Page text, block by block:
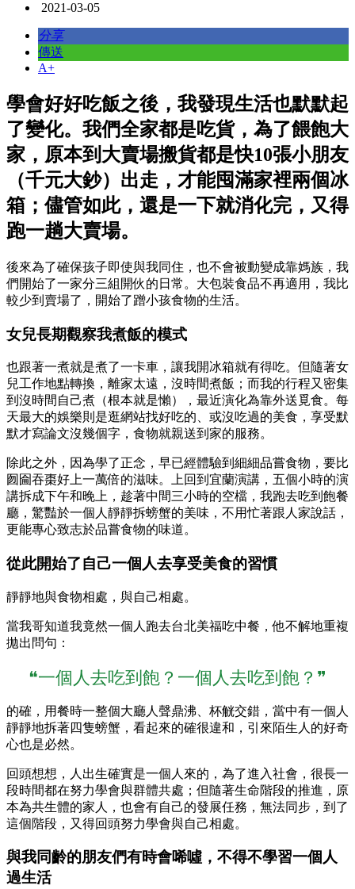
2021-03-05
分享
傳送
A+
學會好好吃飯之後，我發現生活也默默起
了變化。我們全家都是吃貨，為了餵飽大
家，原本到大賣場搬貨都是快10張小朋友
（千元大鈔）出走，才能囤滿家裡兩個冰
箱；儘管如此，還是一下就消化完，又得
跑一趟大賣場。
後來為了確保孩子即使與我同住，也不會被動變成靠媽族，我
們開始了一家分三組開伙的日常。大包裝食品不再適用，我比
較少到賣場了，開始了蹭小孩食物的生活。
女兒長期觀察我煮飯的模式
也跟著一煮就是煮了一卡車，讓我開冰箱就有得吃。但隨著女
兒工作地點轉換，離家太遠，沒時間煮飯；而我的行程又密集
到沒時間自己煮（根本就是懶），最近演化為靠外送覓食。每
天最大的娛樂則是逛網站找好吃的、或沒吃過的美食，享受默
默才寫論文沒幾個字，食物就親送到家的服務。
除此之外，因為學了正念，早已經體驗到細細品嘗食物，要比
囫圇吞棗好上一萬倍的滋味。上回到宜蘭演講，五個小時的演
講拆成下午和晚上，趁著中間三小時的空檔，我跑去吃到飽餐
廳，驚豔於一個人靜靜拆螃蟹的美味，不用忙著跟人家說話，
更能專心致志於品嘗食物的味道。
從此開始了自己一個人去享受美食的習慣
靜靜地與食物相處，與自己相處。
當我哥知道我竟然一個人跑去台北美福吃中餐，他不解地重複
拋出問句：
❝一個人去吃到飽？一個人去吃到飽？❞
的確，用餐時一整個大廳人聲鼎沸、杯觥交錯，當中有一個人
靜靜地拆著四隻螃蟹，看起來的確很違和，引來陌生人的好奇
心也是必然。
回頭想想，人出生確實是一個人來的，為了進入社會，很長一
段時間都在努力學會與群體共處；但隨著生命階段的推進，原
本為共生體的家人，也會有自己的發展任務，無法同步，到了
這個階段，又得回頭努力學會與自己相處。
與我同齡的朋友們有時會唏噓，不得不學習一個人
過生活